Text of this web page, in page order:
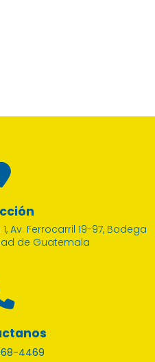
Av. Ferrocarril 19-97, Bodega
de Guatemala
4469